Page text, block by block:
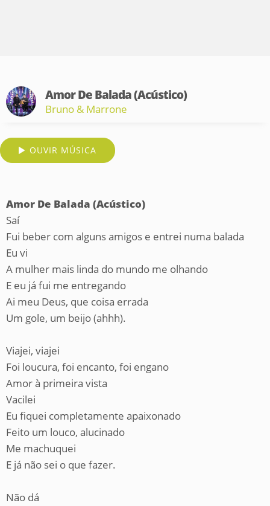
Amor De Balada (Acústico)
Bruno & Marrone
OUVIR MÚSICA
Amor De Balada (Acústico)
Saí
Fui beber com alguns amigos e entrei numa balada
Eu vi
A mulher mais linda do mundo me olhando
E eu já fui me entregando
Ai meu Deus, que coisa errada
Um gole, um beijo (ahhh).
Viajei, viajei
Foi loucura, foi encanto, foi engano
Amor à primeira vista
Vacilei
Eu fiquei completamente apaixonado
Feito um louco, alucinado
Me machuquei
E já não sei o que fazer.
Não dá